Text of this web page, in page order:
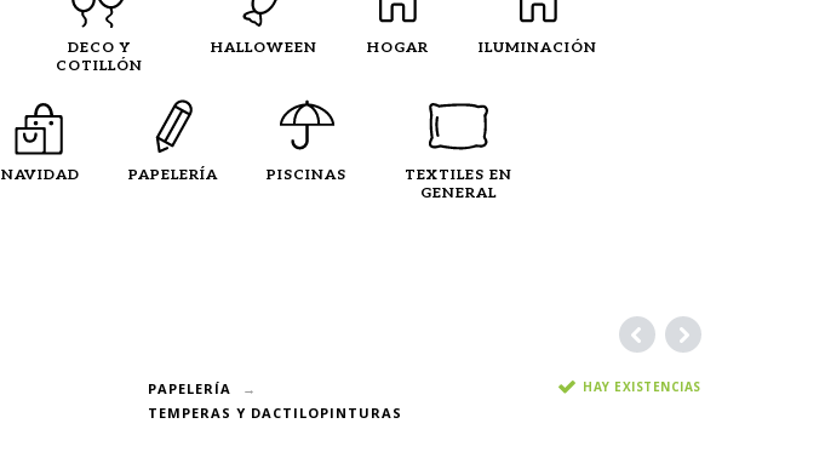
DECO Y
COTILLÓN
HALLOWEEN HOGAR ILUMINACIÓN
NAVIDAD PAPELERÍA PISCINAS
TEXTILES EN
GENERAL
PAPELERÍA
TEMPERAS Y DACTILOPINTURAS
HAY EXISTENCIAS